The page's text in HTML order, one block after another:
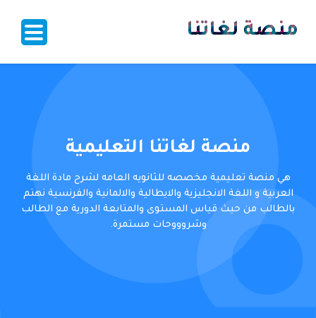
منصة لغاتنا
منصة لغاتنا التعليمية
هي منصة تعليمية مخصصه للثانويه العامه لشرح مادة اللغة
العربية و اللغة الانجليزية والايطالية والالمانية والفرنسية نهتم
بالطالب من حيث قياس المستوى والمتابعة الدورية مع الطالب
وشروووحات مستمرة.